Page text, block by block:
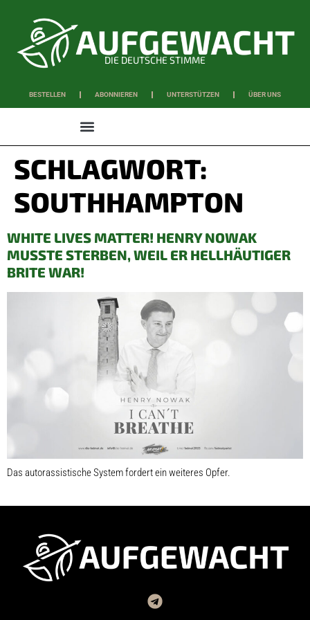
DIE DEUTSCHE STIMME
BESTELLEN ABONNIEREN UNTERSTÜTZEN ÜBER UNS
SCHLAGWORT:
SOUTHHAMPTON
WHITE LIVES MATTER! HENRY NOWAK
MUSSTE STERBEN, WEIL ER HELLHÄUTIGER
BRITE WAR!
Das autorassistische System fordert ein weiteres Opfer.